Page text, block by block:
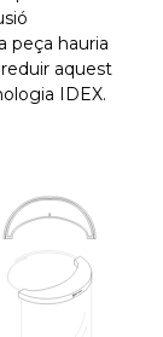
peça hauria
aquest
IDEX.